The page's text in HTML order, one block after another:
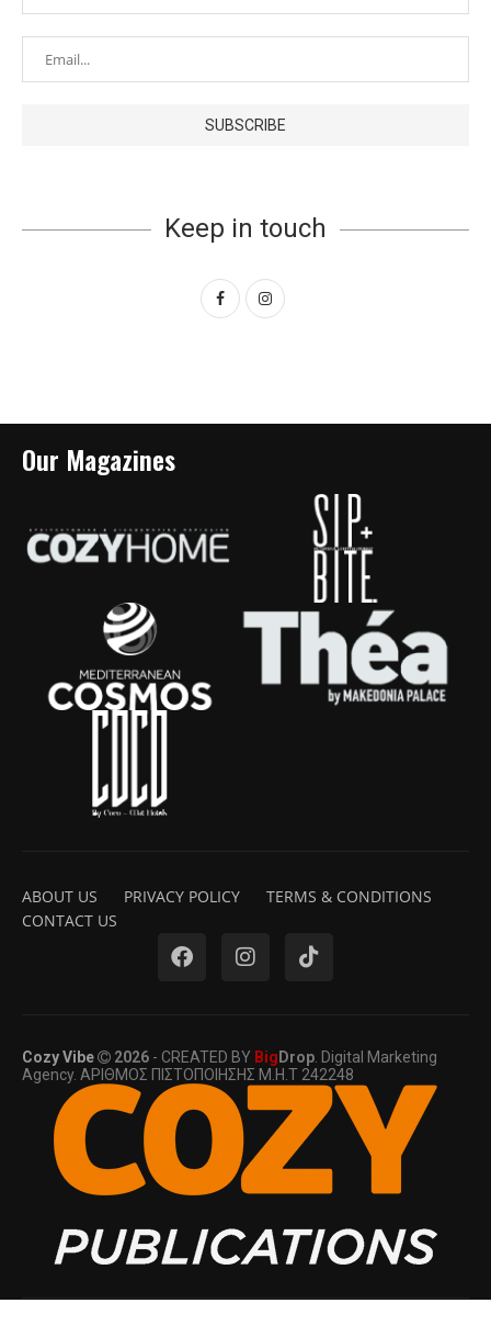
Keep in touch
Our Magazines
ABOUT US PRIVACY POLICY
TERMS & CONDITIONS
CONTACT US
Cozy Vibe 2026 - CREATED BY Big Drop . Digital Marketing
Agency. ΑΡΙΘΜΟΣ ΠΙΣΤΟΠΟΙΗΣΗΣ Μ.Η.Τ 242248